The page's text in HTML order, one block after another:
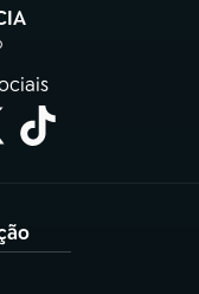
nova aba)